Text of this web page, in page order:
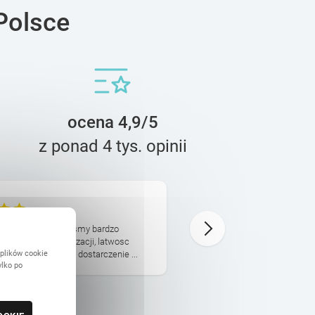
ocena 4,9/5
z ponad 4 tys. opinii
obdarowana jestesmy bardzo
czas realizacji, latwosc
a potem dostarczenie ...
Jestem bardzo
jakość produktu może być
cookie
po